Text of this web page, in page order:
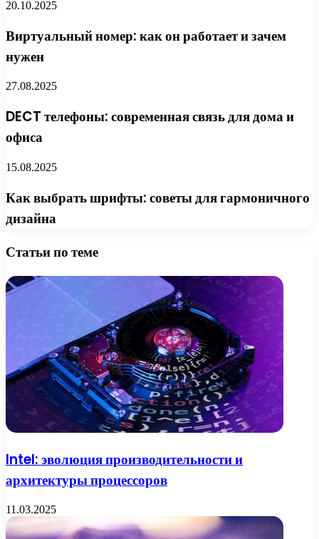
20.10.2025
Виртуальный номер: как он работает и зачем
нужен
27.08.2025
DECT телефоны: современная связь для дома и
офиса
15.08.2025
Как выбрать шрифты: советы для гармоничного
дизайна
Статьи по теме
Intel: эволюция производительности и
архитектуры процессоров
11.03.2025